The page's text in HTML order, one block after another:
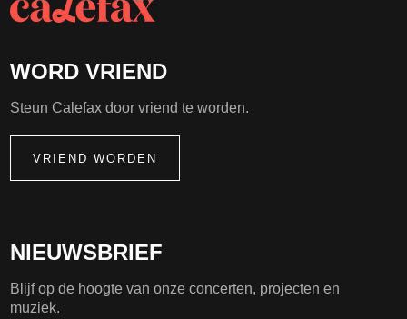
NIEUWSBRIEF
Blijf op de hoogte van onze concerten, projecten en
muziek.
WORD VRIEND
Steun Calefax door vriend te worden.
VRIEND WORDEN